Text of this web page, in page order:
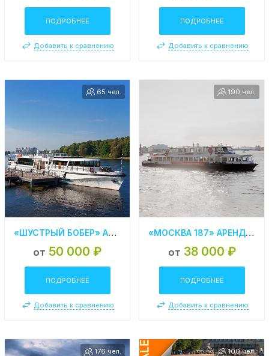
ПОДРОБНЕЕ
Добавить к сравнению
ПОДРОБНЕЕ
Добавить к сравнению
65 чел.
«ШУСТРЫЙ БОБЕР» АРЕНДА ТЕПЛОХОДА РЕСТОРАНА В СПБ
от 50 000 ₽
ПОДРОБНЕЕ
Добавить к сравнению
190 чел.
«МОСКВА 187» АРЕНДА ТЕПЛОХОДА В СПБ
от 38 000 ₽
ПОДРОБНЕЕ
Добавить к сравнению
176 чел. 100 чел.